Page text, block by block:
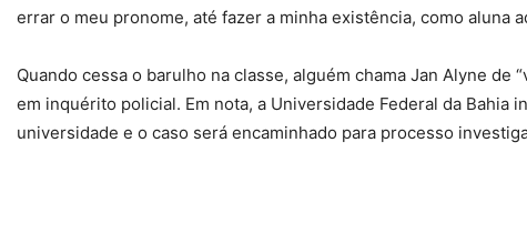
errar o meu pronome, até fazer a minha existência, como aluna
Quando cessa o barulho na classe, alguém chama Jan Alyne
em inquérito policial. Em nota, a Universidade Federal da
universidade e o caso será encaminhado para processo